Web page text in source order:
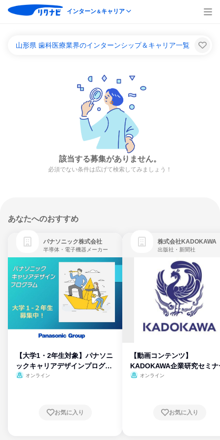
インターン＆キャリア
山形県 歯科医療業界のインターンシップ＆キャリア一覧
該当する募集がありません。
必須でない条件は広げて検索してみましょう！
あなたへのおすすめ
パナソニック株式会社
半導体・電子機器メーカー
【大学1・2年生対象】パナソニ
ックキャリアデザインプログラ
ム
オンライン
お気に入り
株式会社KADOKAWA
出版社・新聞社
【動画コンテンツ】
KADOKAWA企業研究セミナ
オンライン
お気に入り